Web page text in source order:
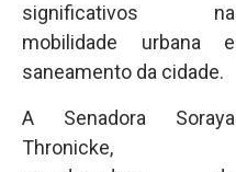
significativos na
mobilidade urbana e
saneamento da cidade.
A Senadora Soraya
Thronicke,